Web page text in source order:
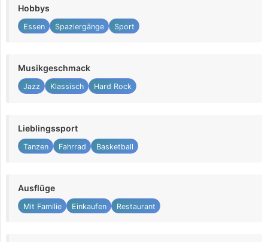
Hobbys
Essen Spaziergänge Sport
Musikgeschmack
Jazz Klassisch Hard Rock
Lieblingssport
Tanzen Fahrrad Basketball
Ausflüge
Mit Familie Einkaufen Restaurant